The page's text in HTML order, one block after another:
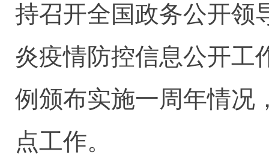
持召开全国政务公开领
炎疫情防控信息公开工
例颁布实施一周年情况
点工作。